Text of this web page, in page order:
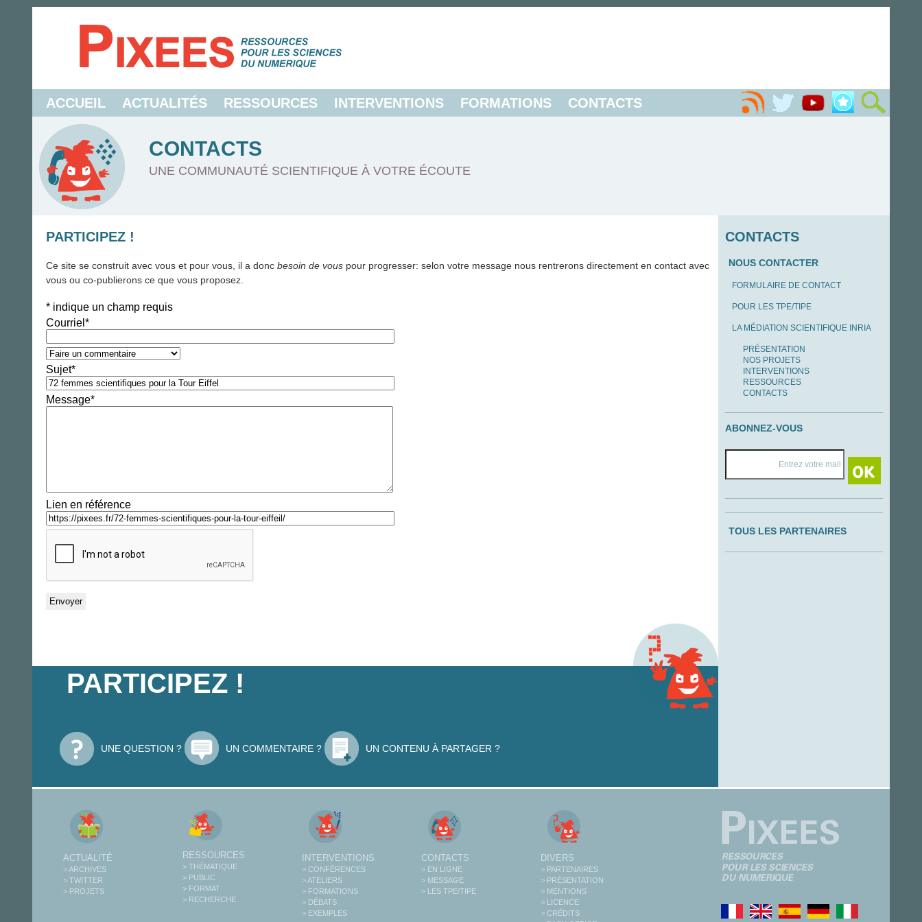
ACCUEIL ACTUALITÉS RESSOURCES INTERVENTIONS FORMATIONS CONTACTS
CONTACTS
UNE COMMUNAUTÉ SCIENTIFIQUE À VOTRE ÉCOUTE
PARTICIPEZ !
Ce site se construit avec vous et pour vous, il a donc besoin de vous pour progresser: selon votre message nous rentrerons directement en contact avec
vous ou co-publierons ce que vous proposez.
* indique un champ requis
Courriel *
Sujet*
Message*
Lien en référence
PARTICIPEZ !
UNE QUESTION ? UN COMMENTAIRE ? UN CONTENU À PARTAGER ?
CONTACTS
NOUS CONTACTER
FORMULAIRE DE CONTACT
POUR LES TPE/TIPE
LA MÉDIATION SCIENTIFIQUE INRIA
PRÉSENTATION
NOS PROJETS
INTERVENTIONS
RESSOURCES
CONTACTS
ABONNEZ-VOUS
TOUS LES PARTENAIRES
ACTUALITÉ
> ARCHIVES
> TWITTER
> PROJETS
RESSOURCES
> THÉMATIQUE
> PUBLIC
> FORMAT
> RECHERCHE
INTERVENTIONS
> CONFÉRENCES
> ATELIERS
> FORMATIONS
> DÉBATS
> EXEMPLES
CONTACTS
> EN LIGNE
> MESSAGE
> LES TPE/TIPE
DIVERS
> PARTENAIRES
> PRÉSENTATION
> MENTIONS
> LICENCE
> CRÉDITS